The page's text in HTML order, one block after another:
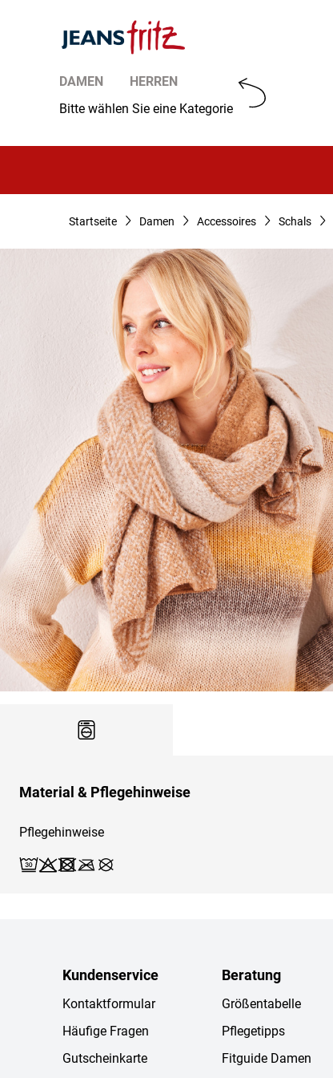
DAMEN
HERREN
Bitte wählen Sie eine Kategorie
Startseite Damen Accessoires Schals
Material & Pflegehinweise
Pflegehinweise
Kundenservice
Kontaktformular
Häufige Fragen
Gutscheinkarte
Beratung
Größentabelle
Pflegetipps
Fitguide Damen